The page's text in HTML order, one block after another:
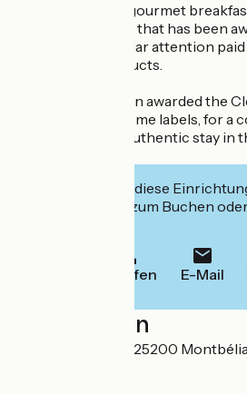
Every morning, a gourmet
magnificent room that has been
label, with particular attention
responsible products.
The hotel has been awarded the
and Qualité Tourisme labels, for a
responsible and authentic stay in
Interessiert Sie diese
deren Website zum Buchen
Anrufen E-Mail
Localisation
40 Rue de Belfort 25200